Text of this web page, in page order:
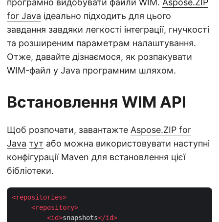
програмно видобувати файли WIM. Aspose.ZIP
for Java ідеально підходить для цього
завдання завдяки легкості інтеграції, гнучкості
та розширеним параметрам налаштування.
Отже, давайте дізнаємося, як розпакувати
WIM-файл у Java програмним шляхом.
Встановлення WIM API
Щоб розпочати, завантажте Aspose.ZIP for
Java тут або можна використовувати наступні
конфігурації Maven для встановлення цієї
бібліотеки.
<repositories>
<repository>
<id>snapshots</id>